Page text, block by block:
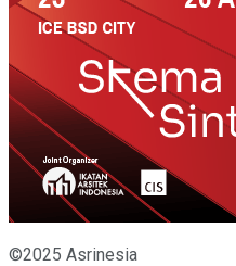
©2025 Asrinesia